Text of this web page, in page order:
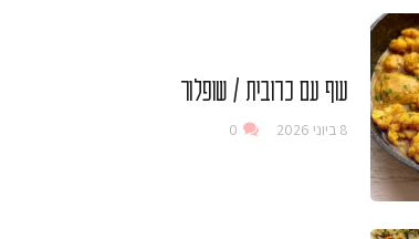
עוף עם כרובית / שופלור
8 ביוני 2026 0